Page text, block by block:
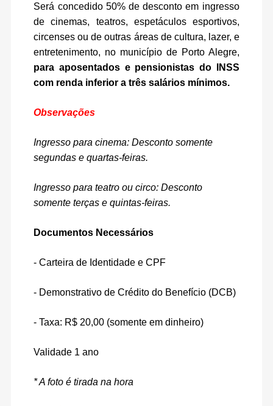
Será concedido 50% de desconto em ingresso
de cinemas, teatros, espetáculos esportivos,
circenses ou de outras áreas de cultura, lazer, e
entretenimento, no município de Porto Alegre,
para aposentados e pensionistas do INSS
com renda inferior a três salários mínimos.
Observações
Ingresso para cinema: Desconto somente
segundas e quartas-feiras.
Ingresso para teatro ou circo: Desconto
somente terças e quintas-feiras.
Documentos Necessários
- Carteira de Identidade e CPF
- Demonstrativo de Crédito do Benefício (DCB)
- Taxa: R$ 20,00 (somente em dinheiro)
Validade 1 ano
* A foto é tirada na hora